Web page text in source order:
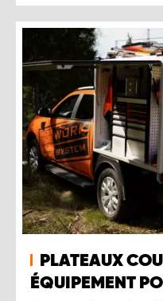
PLATEAUX
ÉQUIPEMENT